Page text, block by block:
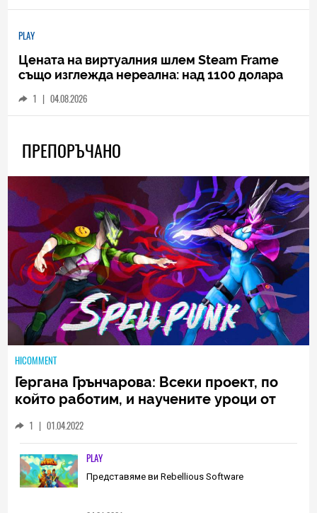
PLAY
Цената на виртуалния шлем Steam Frame
също изглежда нереална: над 1100 долара
1 | 04.08.2026
ПРЕПОРЪЧАНО
HICOMMENT
Гергана Грънчарова: Всеки проект, по
който работим, и научените уроци от
трябва да извървим като екип
(ИНТЕРВЮ)
1 | 01.04.2022
PLAY
Представяме ви Rebellious Software